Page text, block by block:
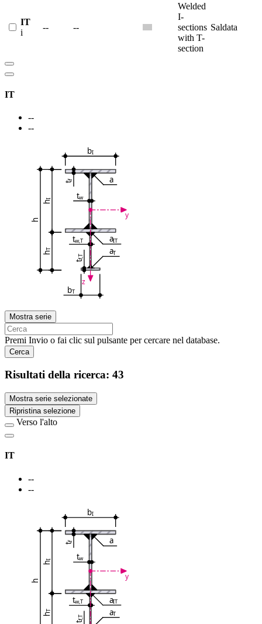
IT
i
-- --
Welded
I-
sections
with T-
section
Saldata
IT
--
--
bI
bT
h
I
h
T
h
tw
tw,T
t
f
t
f,T
a
aIT
aT
y
z
Mostra serie
Premi Invio o fai clic sul pulsante per cercare nel database.
Cerca
Risultati della ricerca: 43
Mostra serie selezionate
Ripristina selezione
Verso l'alto
IT
--
--
bI
h
I
h
T
h
tw
tw,T
t
f
t
f,T
a
aIT
aT
y